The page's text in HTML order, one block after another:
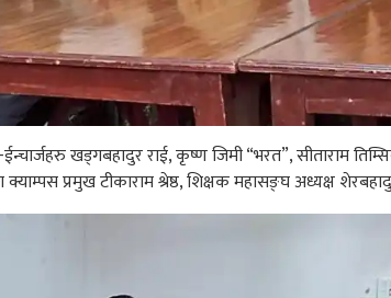
खड्गबहादुर राई, कृष्ण जिमी “भरत”, सीताराम
प्रमुख टीकाराम श्रेष्ठ, शिक्षक महासङ्घ अध्यक्ष